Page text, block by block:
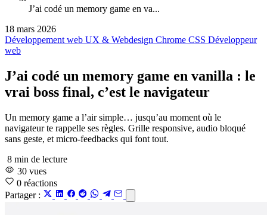
J’ai codé un memory game en va...
18 mars 2026
Développement web UX & Webdesign Chrome CSS Développeur
web
J’ai codé un memory game en vanilla : le
vrai boss final, c’est le navigateur
Un memory game a l’air simple… jusqu’au moment où le
navigateur te rappelle ses règles. Grille responsive, audio bloqué
sans geste, et micro-feedbacks qui font tout.
8 min de lecture
30 vues
0 réactions
Partager :